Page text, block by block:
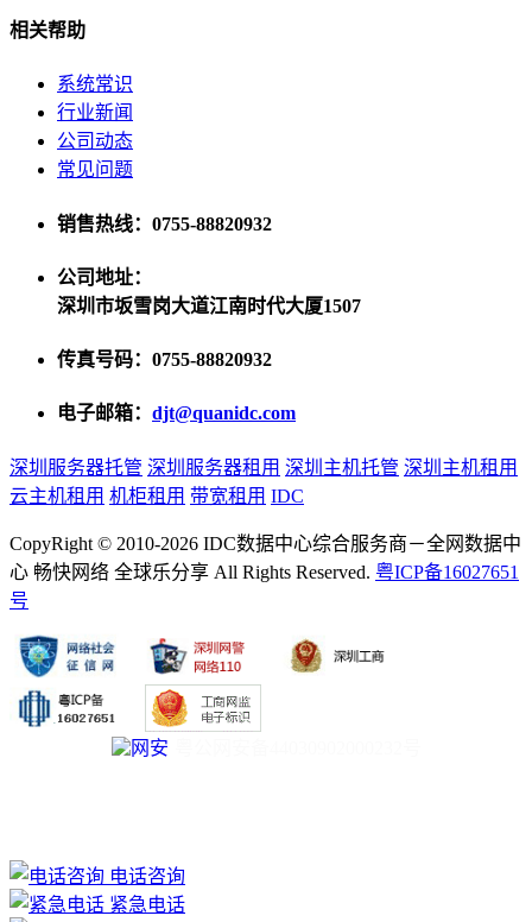
相关帮助
系统常识
行业新闻
公司动态
常见问题
销售热线：0755-88820932
公司地址：
深圳市坂雪岗大道江南时代大厦1507
传真号码：0755-88820932
电子邮箱： djt@quanidc.com
深圳服务器托管 深圳服务器租用 深圳主机托管 深圳主机租用
云主机租用 机柜租用 带宽租用 IDC
CopyRight © 2010-2026 IDC数据中心综合服务商－全网数据中
心 畅快网络 全球乐分享 All Rights Reserved. 粤ICP备16027651
号
电话咨询
紧急电话